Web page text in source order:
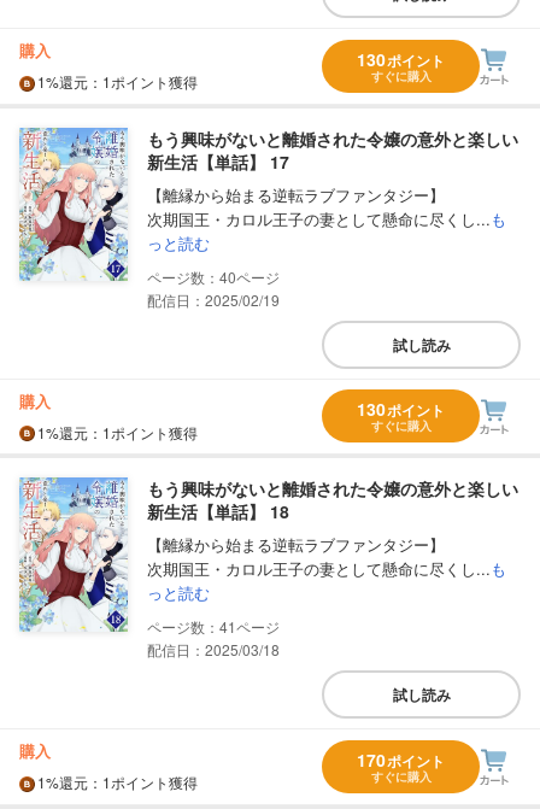
購入
1%還元 ：1ポイント獲得
130ポイント
すぐに購入
もう興味がないと離婚された令嬢の意外と楽しい
新生活【単話】 17
【離縁から始まる逆転ラブファンタジー】
次期国王・カロル王子の妻として懸命に尽くし...も
っと読む
40
配信日：2025/02/19
試し読み
購入
1%還元 ：1ポイント獲得
130ポイント
すぐに購入
もう興味がないと離婚された令嬢の意外と楽しい
新生活【単話】 18
【離縁から始まる逆転ラブファンタジー】
次期国王・カロル王子の妻として懸命に尽くし...も
っと読む
41
配信日：2025/03/18
試し読み
購入
1%還元 ：1ポイント獲得
170ポイント
すぐに購入